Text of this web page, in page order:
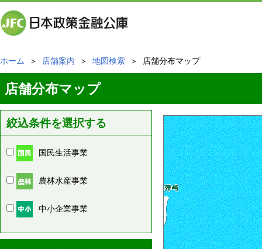
ホーム ＞ 店舗案内 ＞ 地図検索 ＞ 店舗分布マップ
店舗分布マップ
絞込条件を選択する
国民生活事業
農林水産事業
中小企業事業